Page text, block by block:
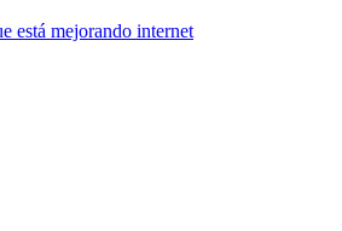
está mejorando internet